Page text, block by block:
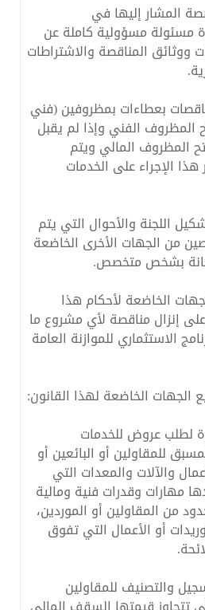
المشار إليها في
مسئولة مسؤولية كاملة عن
المناقصة والاشتراطات
بعطاءات بمظروفين (فني
المظروف الفني وإذا لم يقبل
المظروف المالي ويتم
الإجراء على الخدمات
اللجنة والأحوال التي يتم
من الجهات الأخرى الخاضعة
بشخص متخصص.
الجهات الخاضعة لأحكام هذا
إنزال مناقصة لأي مشروع ما
الاستثماري للموازنة العامة
لطلب عروض للخدمات
للمقاولين أو البائعين أو
والآلات والمعدات التي
مهارات وقدرات فنية ومالية
من المقاولين أو الموردين،
أو الأعمال التي تفوق
والتصنيف للمقاولين